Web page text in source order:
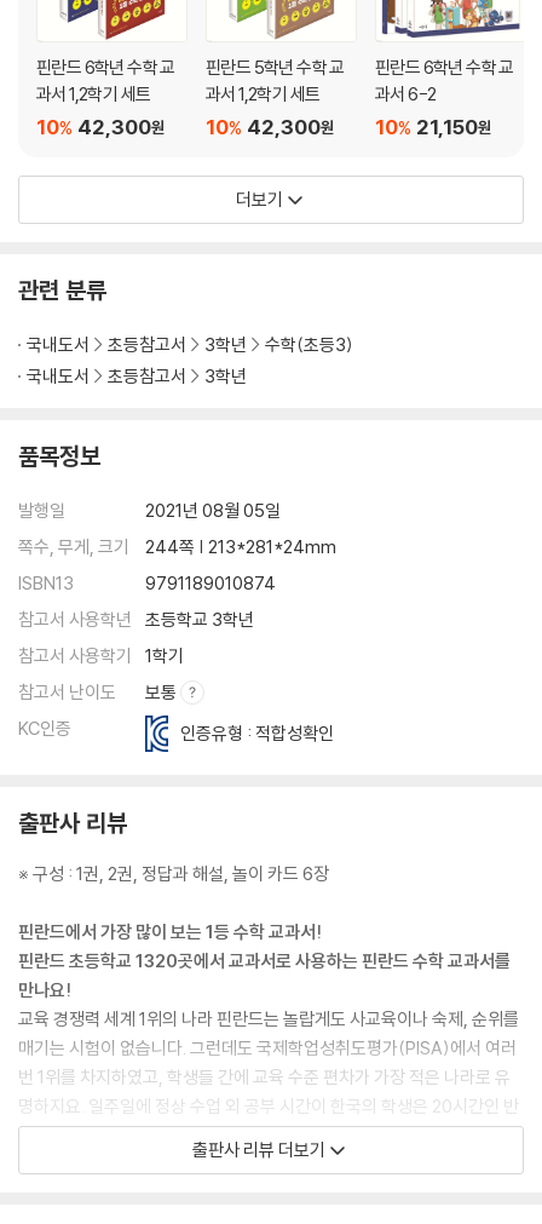
6. 세로셈으로 곱셈하기
7. 곱셈으로 돈 계산하기
8. 받아 올림이 한 번 있는 곱셈하기
연습 문제
9. 받아 올림이 두 번 있는 곱셈하기
단원 평가
도전! 심화 평가 2단계
도전! 심화 평가 3단계
단원 정리
시각과 시간 복습
세로셈 곱셈 복습
놀이 수학
랠리 경주
승객이 더 많은 배는?
저축을 해요
탐구 과제
나만의 놀이 만들기
사진 퀴즈
가게 놀이
핀란드 6학년 수학 교
과서 1,2학기 세트
42,300원
10%
핀란드 5학년 수학 교
과서 1,2학기 세트
42,300원
10%
핀란드 6학년 수학 교
과서 6-2
21,150원
10%
더보기
관련 분류
국내도서 초등참고서 3학년
수학(초등3)
국내도서
초등참고서 3학년
품목정보
발행일
2021년 08월 05일
쪽수, 무게, 크기
244쪽 | 213*281*24mm
ISBN13
9791189010874
참고서 사용학년
초등학교 3학년
참고서 사용학기
1학기
참고서 난이도
보통
KC인증
인증유형 : 적합성확인
출판사 리뷰
※ 구성 : 1권, 2권, 정답과 해설, 놀이 카드 6장
핀란드에서 가장 많이 보는 1등 수학 교과서!
핀란드 초등학교 1320곳에서 교과서로 사용하는 핀란드 수학 교과서를
만나요!
교육 경쟁력 세계 1위의 나라 핀란드는 놀랍게도 사교육이나 숙제, 순위를
매기는 시험이 없습니다. 그런데도 국제학업성취도평가(PISA)에서 여러
번 1위를 차지하였고, 학생들 간에 교육 수준 편차가 가장 적은 나라로 유
명하지요. 일주일에 정상 수업 외 공부 시간이 한국의 학생은 20시간인 반
면 핀란드는 7시간밖에 안 된다고 합니다. 그럼에도 학업 흥미도는 물론
세계 상위권의 실력까지 놓치지 않고 두 마리 토끼를 잡을 수 있는 비결은
출판사 리뷰 더보기